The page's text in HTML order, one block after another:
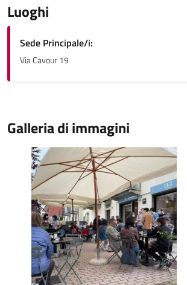
Luoghi
Sede Principale/i:
Via Cavour 19
Galleria di immagini